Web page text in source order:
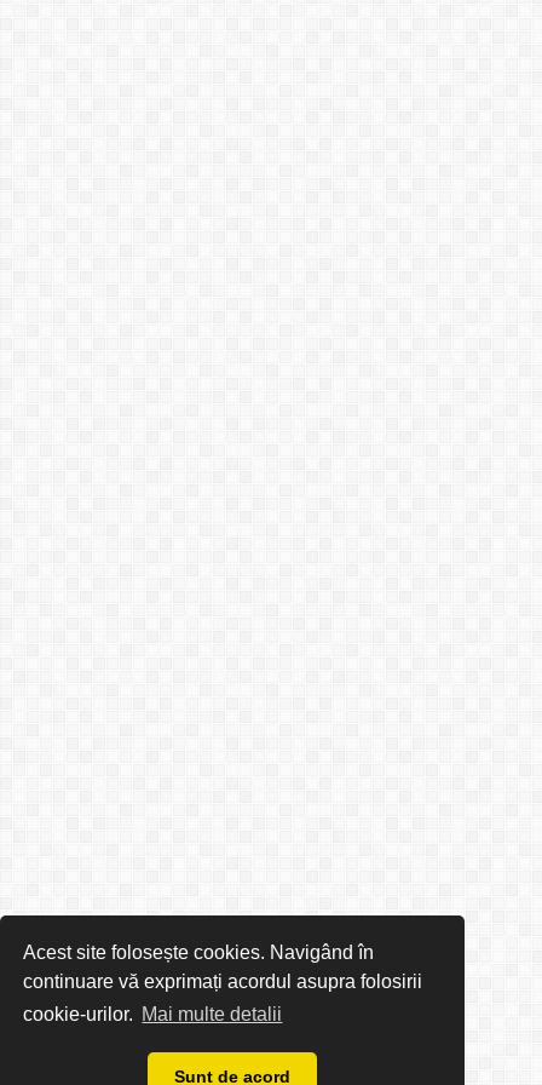
Acest site folosește cookies. Navigând în
continuare vă exprimați acordul asupra folosirii
cookie-urilor. Mai multe detalii
Sunt de acord